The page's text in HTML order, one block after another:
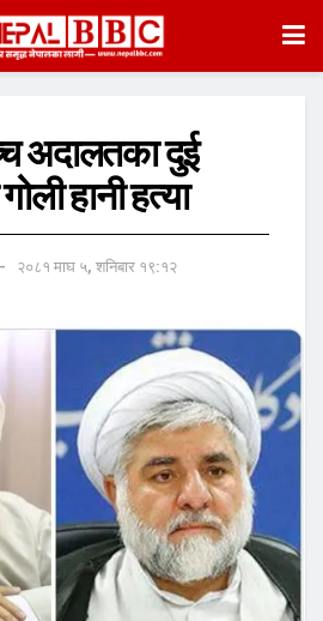
अदालतका दुई
हानी हत्या
२०८१ माघ ५, शनिबार १९:१२